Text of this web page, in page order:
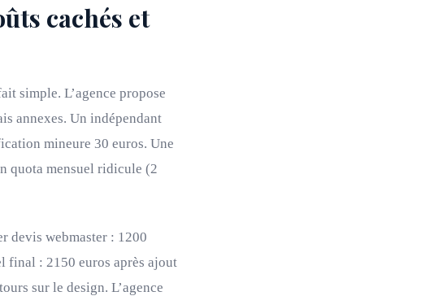
cachés et
simple. L’agence propose
annexes. Un indépendant
mineure 30 euros. Une
quota mensuel ridicule (2
devis webmaster : 1200
final : 2150 euros après ajout
sur le design. L’agence